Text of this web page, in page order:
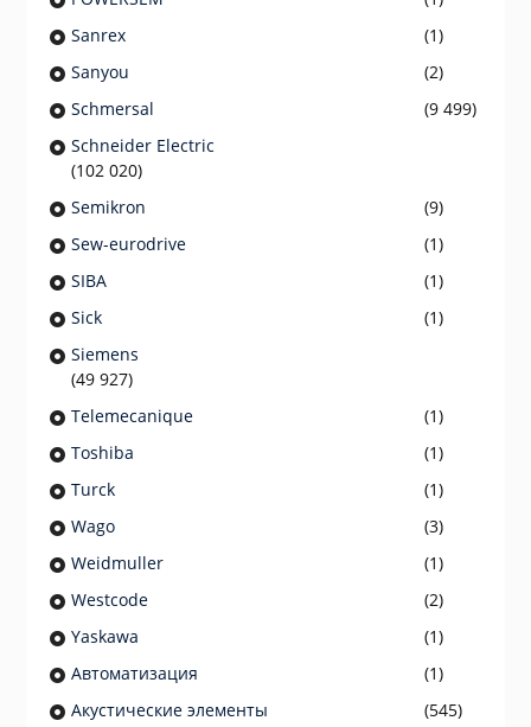
Sanrex
(1)
Sanyou
(2)
Schmersal
(9 499)
Schneider Electric
(102 020)
Semikron
(9)
Sew-eurodrive
(1)
SIBA
(1)
Sick
(1)
Siemens
(49 927)
Telemecanique
(1)
Toshiba
(1)
Turck
(1)
Wago
(3)
Weidmuller
(1)
Westcode
(2)
Yaskawa
(1)
Автоматизация
(1)
Акустические элементы
(545)